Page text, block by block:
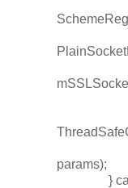
return
params);
} catch